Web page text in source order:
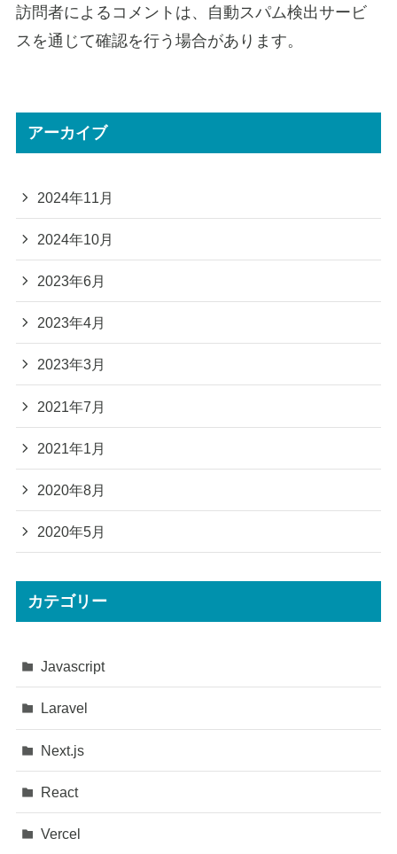
訪問者によるコメントは、自動スパム検出サービ
スを通じて確認を行う場合があります。
アーカイブ
2024年11月
2024年10月
2023年6月
2023年4月
2023年3月
2021年7月
2021年1月
2020年8月
2020年5月
カテゴリー
Javascript
Laravel
Next.js
React
Vercel